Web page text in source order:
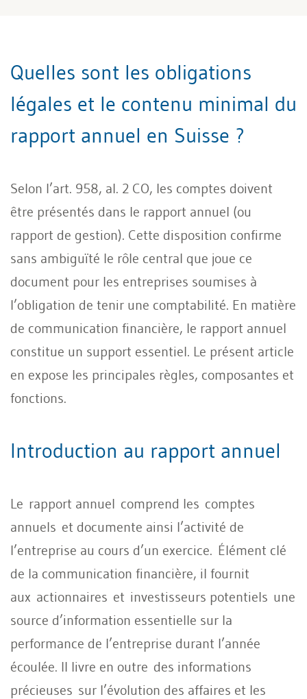
Quelles sont les obligations
légales et le contenu minimal du
rapport annuel en Suisse ?
Selon l’art. 958, al. 2 CO, les comptes doivent
être présentés dans le rapport annuel (ou
rapport de gestion). Cette disposition confirme
sans ambiguïté le rôle central que joue ce
document pour les entreprises soumises à
l’obligation de tenir une comptabilité. En matière
de communication financière, le rapport annuel
constitue un support essentiel. Le présent article
en expose les principales règles, composantes et
fonctions.
Introduction au rapport annuel
Le rapport annuel comprend les comptes
annuels et documente ainsi l’activité de
l’entreprise au cours d’un exercice. Élément clé
de la communication financière, il fournit
aux actionnaires et investisseurs potentiels une
source d’information essentielle sur la
performance de l’entreprise durant l’année
écoulée. Il livre en outre des informations
précieuses sur l’évolution des affaires et les